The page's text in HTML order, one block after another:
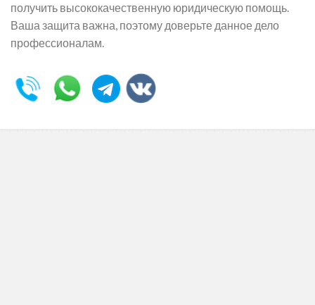
получить высококачественную юридическую помощь.
Ваша защита важна, поэтому доверьте данное дело
профессионалам.